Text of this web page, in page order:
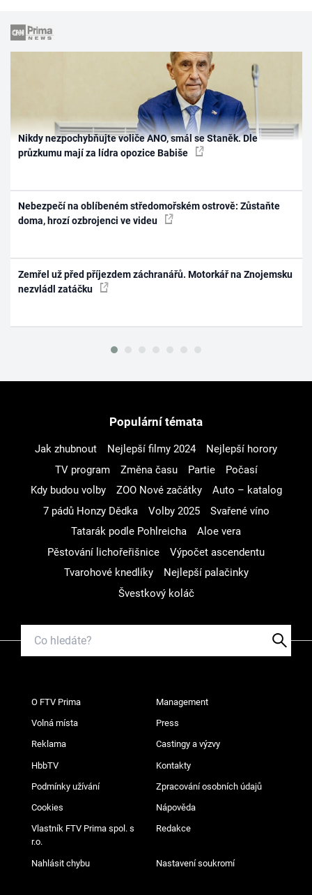
Nikdy nezpochybňujte voliče ANO, smál se Staněk. Dle
průzkumu mají za lídra opozice Babiše
Nebezpečí na oblíbeném středomořském ostrově: Zůstaňte
doma, hrozí ozbrojenci ve videu
Zemřel už před příjezdem záchranářů. Motorkář na Znojemsku
nezvládl zatáčku
Populární témata
Jak zhubnout Nejlepší filmy 2024
Nejlepší horory
TV program
Změna času Partie
Počasí
Kdy budou volby
ZOO Nové začátky
Auto – katalog
7 pádů Honzy Dědka
Volby 2025
Svařené víno
Tatarák podle Pohlreicha
Aloe vera
Pěstování lichořeřišnice
Výpočet ascendentu
Tvarohové knedlíky
Nejlepší palačinky
Švestkový koláč
O FTV Prima Management
Volná místa Press
Reklama Castingy a výzvy
HbbTV Kontakty
Podmínky užívání Zpracování osobních údajů
Cookies Nápověda
Vlastník FTV Prima spol. s
r.o.
Redakce
Nahlásit chybu Nastavení soukromí